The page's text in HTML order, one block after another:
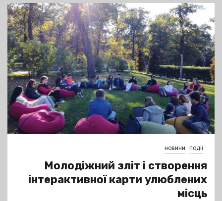
новини події
Молодіжний зліт і створення
інтерактивної карти улюблених
місць